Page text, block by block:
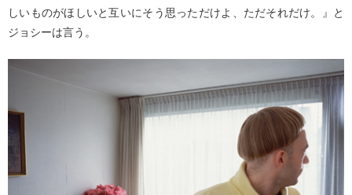
しいものがほしいと互いにそう思っただけよ、ただそれだけ。』と
ジョシーは言う。